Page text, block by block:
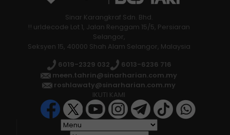
Sinar Karangkraf Sdn. Bhd.
!! urldecode Lot 1, Jalan Renggam 15/5, Persiaran
Selangor,
Seksyen 15, 40000 Shah Alam Selangor, Malaysia
6019-2329 032
6013-6236 716
meen.tahrin@sinarharian.com.my
roshlawaty@sinarharian.com.my
IKUTI KAMI